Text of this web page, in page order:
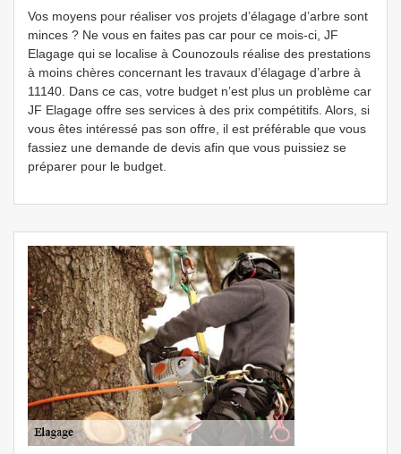
Vos moyens pour réaliser vos projets d’élagage d’arbre sont
minces ? Ne vous en faites pas car pour ce mois-ci, JF
Elagage qui se localise à Counozouls réalise des prestations
à moins chères concernant les travaux d’élagage d’arbre à
11140. Dans ce cas, votre budget n’est plus un problème car
JF Elagage offre ses services à des prix compétitifs. Alors, si
vous êtes intéressé pas son offre, il est préférable que vous
fassiez une demande de devis afin que vous puissiez se
préparer pour le budget.